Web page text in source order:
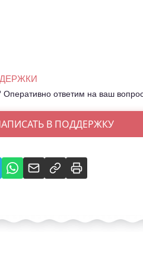
ответим на ваш
В ПОДДЕРЖКУ